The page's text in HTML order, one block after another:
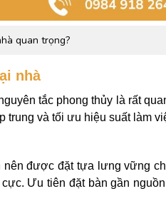
quan trọng?
nhà
tắc phong thủy là rất
trung và tối ưu hiệu suất làm
nên được đặt tựa lưng vững
Ưu tiên đặt bàn gần